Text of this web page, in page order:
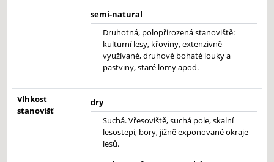
semi-natural
Druhotná, polopřirozená stanoviště:
kulturní lesy, křoviny, extenzivně
využívané, druhově bohaté louky a
pastviny, staré lomy apod.
Vlhkost
stanovišť
dry
Suchá. Vřesoviště, suchá pole, skalní
lesostepi, bory, jižně exponované okraje
lesů.